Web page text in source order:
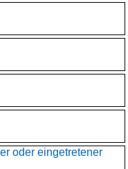
oder eingetretener